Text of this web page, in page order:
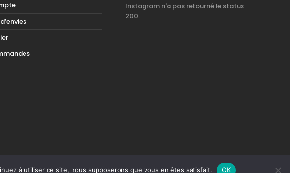
Instagram n'a pas retourné le status
200.
PARGFX DESIGN
à utiliser ce site, nous supposerons que vous en êtes satisfait. OK